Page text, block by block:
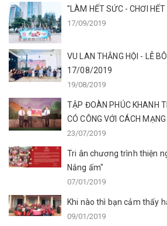
"LÀM HẾT SỨC - CHƠI HẾT
17/09/2019
VU LAN THẮNG HỘI - LỄ
17/08/2019
19/08/2019
TẬP ĐOÀN PHÚC KHANH
CÓ CÔNG VỚI CÁCH MẠNG
23/07/2019
Tri ân chương trình thiện
Nắng ấm"
07/01/2019
Khi nào thì bạn cảm thấy
09/01/2019